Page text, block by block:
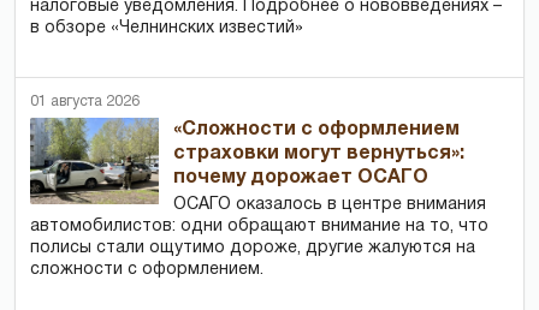
налоговые уведомления. Подробнее о нововведениях –
в обзоре «Челнинских известий»
01 августа 2026
«Сложности с оформлением
страховки могут вернуться»:
почему дорожает ОСАГО
ОСАГО оказалось в центре внимания
автомобилистов: одни обращают внимание на то, что
полисы стали ощутимо дороже, другие жалуются на
сложности с оформлением.